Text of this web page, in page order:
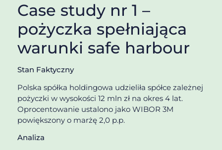
Case study nr 1 –
pożyczka spełniająca
warunki safe harbour
Stan Faktyczny
Polska spółka holdingowa udzieliła spółce zależnej
pożyczki w wysokości 12 mln zł na okres 4 lat.
Oprocentowanie ustalono jako WIBOR 3M
powiększony o marżę 2,0 p.p.
Analiza